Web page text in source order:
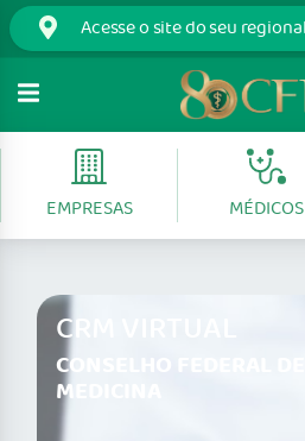
EMPRESAS MÉDICOS
CRM VIRTUAL
CONSELHO FEDERAL DE
MEDICINA